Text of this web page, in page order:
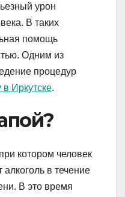
урон
В таких
помощь
Одним из
процедур
Иркутске.
котором человек
в течение
В это время